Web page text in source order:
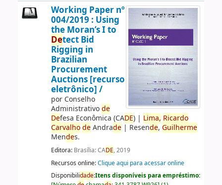
Working Paper nº
004/2019 : Using
the Moran’s I to
Detect Bid
Rigging in
Brazilian
Procurement
Auctions [recurso
eletrônico] /
por Conselho
Administrativode
Defesa Econômica (CADE)| Lima, Ricardo
Carvalho deAndrade| Resende, Guilherme
Mendes.
Editora: Brasília: CADE, 2019
Recursos online:Clique aqui para acessar online
Disponibilidade:Itens disponíveis para empréstimo: